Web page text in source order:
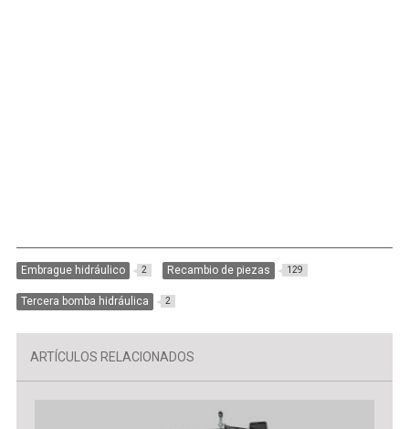
Embrague hidráulico 2 Recambio de piezas 129
Tercera bomba hidráulica 2
ARTÍCULOS RELACIONADOS